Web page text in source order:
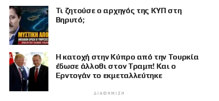
Τι ζητούσε ο αρχηγός της ΚΥΠ στη
Βηρυτό;
Η κατοχή στην Κύπρο από την Τουρκία
έδωσε άλλοθι στον Τραμπ! Και ο
Ερντογάν το εκμεταλλεύτηκε
ΔΙΑΦΉΜΙΣΗ